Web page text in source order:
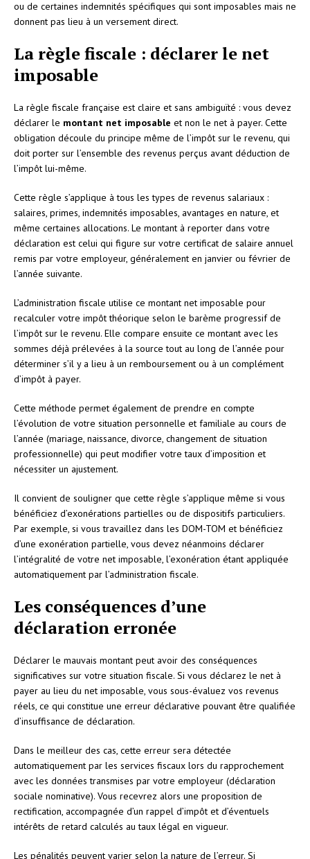
ou de certaines indemnités spécifiques qui sont imposables mais ne
donnent pas lieu à un versement direct.
La règle fiscale : déclarer le net
imposable
La règle fiscale française est claire et sans ambiguïté : vous devez
déclarer le montant net imposable et non le net à payer. Cette
obligation découle du principe même de l’impôt sur le revenu, qui
doit porter sur l’ensemble des revenus perçus avant déduction de
l’impôt lui-même.
Cette règle s’applique à tous les types de revenus salariaux :
salaires, primes, indemnités imposables, avantages en nature, et
même certaines allocations. Le montant à reporter dans votre
déclaration est celui qui figure sur votre certificat de salaire annuel
remis par votre employeur, généralement en janvier ou février de
l’année suivante.
L’administration fiscale utilise ce montant net imposable pour
recalculer votre impôt théorique selon le barème progressif de
l’impôt sur le revenu. Elle compare ensuite ce montant avec les
sommes déjà prélevées à la source tout au long de l’année pour
déterminer s’il y a lieu à un remboursement ou à un complément
d’impôt à payer.
Cette méthode permet également de prendre en compte
l’évolution de votre situation personnelle et familiale au cours de
l’année (mariage, naissance, divorce, changement de situation
professionnelle) qui peut modifier votre taux d’imposition et
nécessiter un ajustement.
Il convient de souligner que cette règle s’applique même si vous
bénéficiez d’exonérations partielles ou de dispositifs particuliers.
Par exemple, si vous travaillez dans les DOM-TOM et bénéficiez
d’une exonération partielle, vous devez néanmoins déclarer
l’intégralité de votre net imposable, l’exonération étant appliquée
automatiquement par l’administration fiscale.
Les conséquences d’une
déclaration erronée
Déclarer le mauvais montant peut avoir des conséquences
significatives sur votre situation fiscale. Si vous déclarez le net à
payer au lieu du net imposable, vous sous-évaluez vos revenus
réels, ce qui constitue une erreur déclarative pouvant être qualifiée
d’insuffisance de déclaration.
Dans le meilleur des cas, cette erreur sera détectée
automatiquement par les services fiscaux lors du rapprochement
avec les données transmises par votre employeur (déclaration
sociale nominative). Vous recevrez alors une proposition de
rectification, accompagnée d’un rappel d’impôt et d’éventuels
intérêts de retard calculés au taux légal en vigueur.
Les pénalités peuvent varier selon la nature de l’erreur. Si